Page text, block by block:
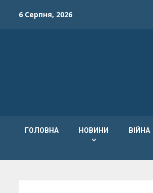
6 Серпня, 2026
ГОЛОВНА НОВИНИ ВІЙНА